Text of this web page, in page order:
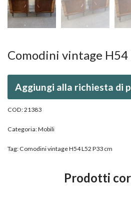
Comodini vintage H54
Aggiungi alla richiesta di
COD:21383
Categoria:Mobili
Tag: Comodini vintage H54 L52 P33 cm
Prodotti